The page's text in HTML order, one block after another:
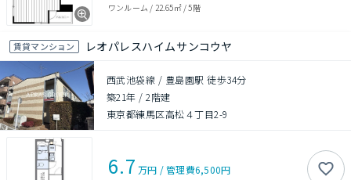
ワンルーム / 22.65㎡/5階
賃貸マンション レオパレスハイムサンコウヤ
西武池袋線 / 豊島園駅 徒歩34分
築21年 /2階建
東京都練馬区高松４丁目2-9
6.7 万円 /管理費6,500円